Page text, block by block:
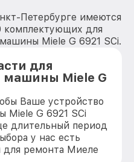
Петербурге имеются
комплектующих для
Miele G 6921 SCi.
для
Miele G
Ваше устройство
Miele G 6921 SCi
длительный период
у нас есть
для ремонта Миеле